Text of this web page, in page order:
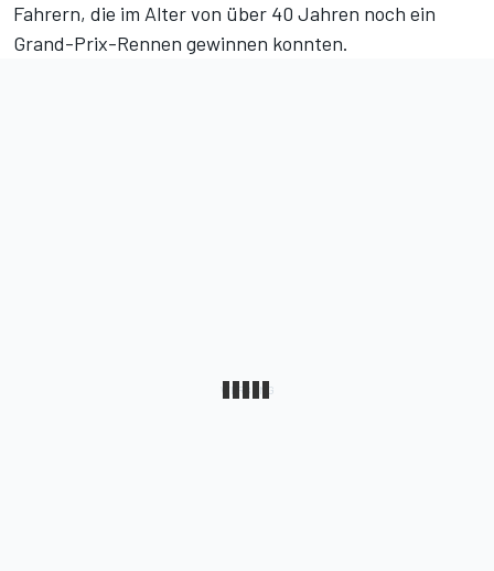
Fahrern, die im Alter von über 40 Jahren noch ein
Grand-Prix-Rennen gewinnen konnten.